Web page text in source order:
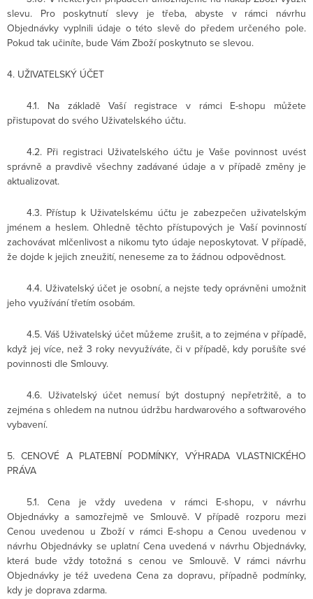
slevu. Pro poskytnutí slevy je třeba, abyste v rámci návrhu
Objednávky vyplnili údaje o této slevě do předem určeného pole.
Pokud tak učiníte, bude Vám Zboží poskytnuto se slevou.
4. UŽIVATELSKÝ ÚČET
4.1. Na základě Vaší registrace v rámci E-shopu můžete
přistupovat do svého Uživatelského účtu.
4.2. Při registraci Uživatelského účtu je Vaše povinnost uvést
správně a pravdivě všechny zadávané údaje a v případě změny je
aktualizovat.
4.3. Přístup k Uživatelskému účtu je zabezpečen uživatelským
jménem a heslem. Ohledně těchto přístupových je Vaší povinností
zachovávat mlčenlivost a nikomu tyto údaje neposkytovat. V případě,
že dojde k jejich zneužití, neneseme za to žádnou odpovědnost.
4.4. Uživatelský účet je osobní, a nejste tedy oprávněni umožnit
jeho využívání třetím osobám.
4.5. Váš Uživatelský účet můžeme zrušit, a to zejména v případě,
když jej více, než 3 roky nevyužíváte, či v případě, kdy porušíte své
povinnosti dle Smlouvy.
4.6. Uživatelský účet nemusí být dostupný nepřetržitě, a to
zejména s ohledem na nutnou údržbu hardwarového a softwarového
vybavení.
5. CENOVÉ A PLATEBNÍ PODMÍNKY, VÝHRADA VLASTNICKÉHO
PRÁVA
5.1. Cena je vždy uvedena v rámci E-shopu, v návrhu
Objednávky a samozřejmě ve Smlouvě. V případě rozporu mezi
Cenou uvedenou u Zboží v rámci E-shopu a Cenou uvedenou v
návrhu Objednávky se uplatní Cena uvedená v návrhu Objednávky,
která bude vždy totožná s cenou ve Smlouvě. V rámci návrhu
Objednávky je též uvedena Cena za dopravu, případně podmínky,
kdy je doprava zdarma.